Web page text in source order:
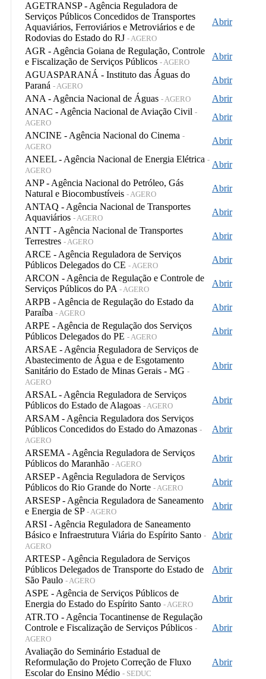
AGETRANSP - Agência Reguladora de
Serviços Públicos Concedidos de Transportes
Aquaviários, Ferroviários e Metroviários e de
Rodovias do Estado do RJ - AGERO
Abrir
AGR - Agência Goiana de Regulação, Controle
e Fiscalização de Serviços Públicos - AGERO
Abrir
AGUASPARANÁ - Instituto das Águas do
Paraná - AGERO
Abrir
ANA - Agência Nacional de Águas - AGERO
Abrir
ANAC - Agência Nacional de Aviação Civil -
AGERO
Abrir
ANCINE - Agência Nacional do Cinema -
AGERO
Abrir
ANEEL - Agência Nacional de Energia Elétrica -
AGERO
Abrir
ANP - Agência Nacional do Petróleo, Gás
Natural e Biocombustíveis - AGERO
Abrir
ANTAQ - Agência Nacional de Transportes
Aquaviários - AGERO
Abrir
ANTT - Agência Nacional de Transportes
Terrestres - AGERO
Abrir
ARCE - Agência Reguladora de Serviços
Públicos Delegados do CE - AGERO
Abrir
ARCON - Agência de Regulação e Controle de
Serviços Públicos do PA - AGERO
Abrir
ARPB - Agência de Regulação do Estado da
Paraíba - AGERO
Abrir
ARPE - Agência de Regulação dos Serviços
Públicos Delegados do PE - AGERO
Abrir
ARSAE - Agência Reguladora de Serviços de
Abastecimento de Água e de Esgotamento
Sanitário do Estado de Minas Gerais - MG -
AGERO
Abrir
ARSAL - Agência Reguladora de Serviços
Públicos do Estado de Alagoas - AGERO
Abrir
ARSAM - Agência Reguladora dos Serviços
Públicos Concedidos do Estado do Amazonas -
AGERO
Abrir
ARSEMA - Agência Reguladora de Serviços
Públicos do Maranhão - AGERO
Abrir
ARSEP - Agência Reguladora de Serviços
Públicos do Rio Grande do Norte - AGERO
Abrir
ARSESP - Agência Reguladora de Saneamento
e Energia de SP - AGERO
Abrir
ARSI - Agência Reguladora de Saneamento
Básico e Infraestrutura Viária do Espírito Santo -
AGERO
Abrir
ARTESP - Agência Reguladora de Serviços
Públicos Delegados de Transporte do Estado de
São Paulo - AGERO
Abrir
ASPE - Agência de Serviços Públicos de
Energia do Estado do Espírito Santo - AGERO
Abrir
ATR.TO - Agência Tocantinense de Regulação
Controle e Fiscalização de Serviços Públicos -
AGERO
Abrir
Avaliação do Seminário Estadual de
Reformulação do Projeto Correção de Fluxo
Escolar do Ensino Médio - SEDUC
Abrir